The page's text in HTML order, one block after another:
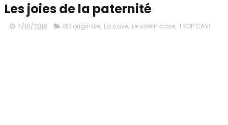
Les joies de la paternité
4/10/2018 BD originale, La cave, Le voisin cave, TROP CAVE